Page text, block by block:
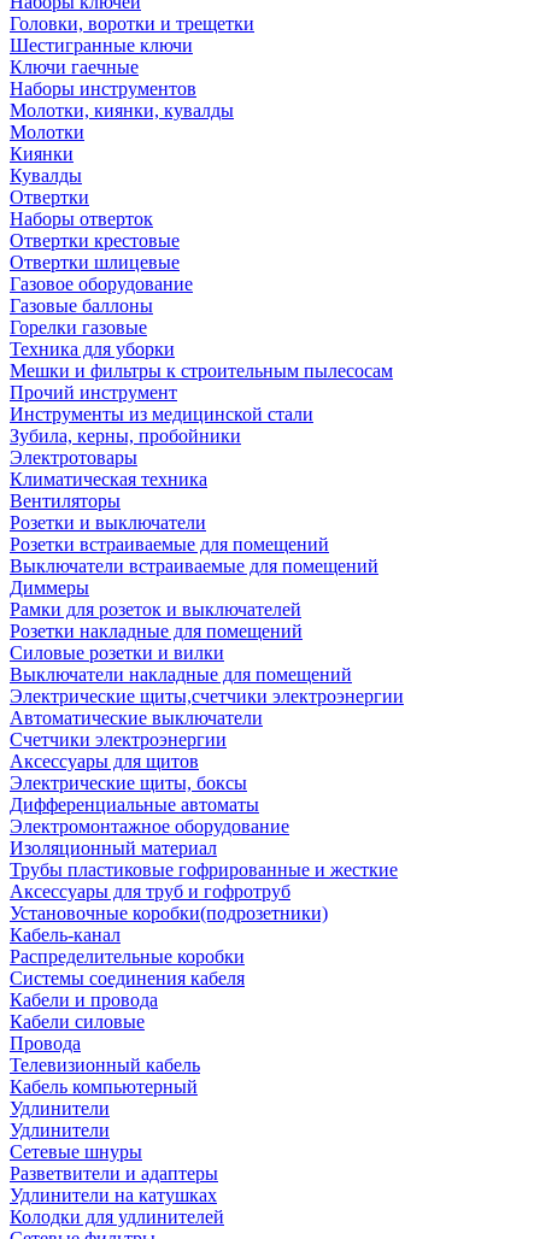
Головки, воротки и трещетки
Шестигранные ключи
Ключи гаечные
Наборы инструментов
Молотки, киянки, кувалды
Молотки
Киянки
Кувалды
Отвертки
Наборы отверток
Отвертки крестовые
Отвертки шлицевые
Газовое оборудование
Газовые баллоны
Горелки газовые
Техника для уборки
Мешки и фильтры к строительным пылесосам
Прочий инструмент
Инструменты из медицинской стали
Зубила, керны, пробойники
Электротовары
Климатическая техника
Вентиляторы
Розетки и выключатели
Розетки встраиваемые для помещений
Выключатели встраиваемые для помещений
Диммеры
Рамки для розеток и выключателей
Розетки накладные для помещений
Силовые розетки и вилки
Выключатели накладные для помещений
Электрические щиты,счетчики электроэнергии
Автоматические выключатели
Счетчики электроэнергии
Аксессуары для щитов
Электрические щиты, боксы
Дифференциальные автоматы
Электромонтажное оборудование
Изоляционный материал
Трубы пластиковые гофрированные и жесткие
Аксессуары для труб и гофротруб
Установочные коробки(подрозетники)
Кабель-канал
Распределительные коробки
Системы соединения кабеля
Кабели и провода
Кабели силовые
Провода
Телевизионный кабель
Кабель компьютерный
Удлинители
Удлинители
Сетевые шнуры
Разветвители и адаптеры
Удлинители на катушках
Колодки для удлинителей